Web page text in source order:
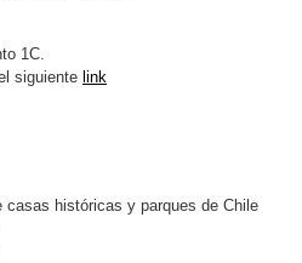
1C.
siguiente link
casas históricas y parques de Chile